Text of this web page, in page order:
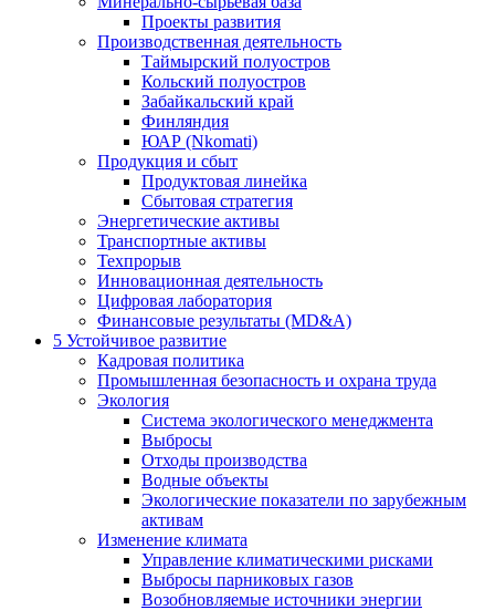
Проекты развития
Производственная деятельность
Таймырский полуостров
Кольский полуостров
Забайкальский край
Финляндия
ЮАР (Nkomati)
Продукция и сбыт
Продуктовая линейка
Сбытовая стратегия
Энергетические активы
Транспортные активы
Техпрорыв
Инновационная деятельность
Цифровая лаборатория
Финансовые результаты (MD&A)
5 Устойчивое развитие
Кадровая политика
Промышленная безопасность и охрана труда
Экология
Система экологического менеджмента
Выбросы
Отходы производства
Водные объекты
Экологические показатели по зарубежным
активам
Изменение климата
Управление климатическими рисками
Выбросы парниковых газов
Возобновляемые источники энергии